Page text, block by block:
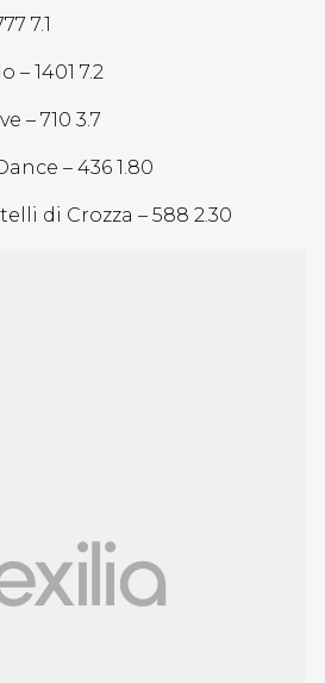
7.1
– 1401 7.2
– 710 3.7
– 436 1.80
di Crozza – 588 2.30